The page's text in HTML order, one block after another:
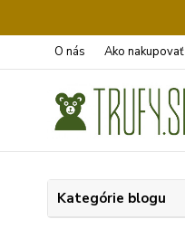
O nás Ako nakupovať
Kategórie blogu